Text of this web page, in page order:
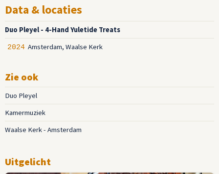
Data & locaties
Duo Pleyel - 4-Hand Yuletide Treats
2024 Amsterdam, Waalse Kerk
Zie ook
Duo Pleyel
Kamermuziek
Waalse Kerk - Amsterdam
Uitgelicht